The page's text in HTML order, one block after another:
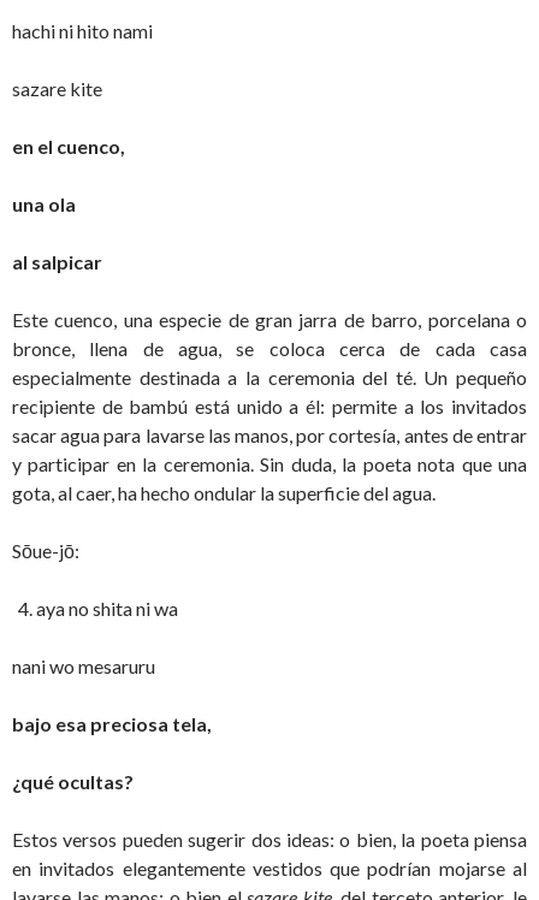
hachi ni hito nami
sazare kite
en el cuenco,
una ola
al salpicar
Este cuenco, una especie de gran jarra de barro, porcelana o
bronce, llena de agua, se coloca cerca de cada casa
especialmente destinada a la ceremonia del té. Un pequeño
recipiente de bambú está unido a él: permite a los invitados
sacar agua para lavarse las manos, por cortesía, antes de entrar
y participar en la ceremonia. Sin duda, la poeta nota que una
gota, al caer, ha hecho ondular la superficie del agua.
Sōue-jō:
aya no shita ni wa
nani wo mesaruru
bajo esa preciosa tela,
¿qué ocultas?
Estos versos pueden sugerir dos ideas: o bien, la poeta piensa
en invitados elegantemente vestidos que podrían mojarse al